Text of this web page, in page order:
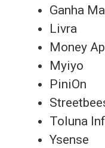
Ganha
Livra
Money
Myiyo
PiniOn
Toluna
Ysense